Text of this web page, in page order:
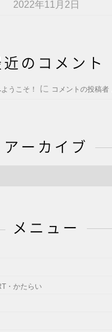
2022年11月2日
近のコメント
うこそ！ に コメントの投稿者
アーカイブ
メニュー
・かたらい